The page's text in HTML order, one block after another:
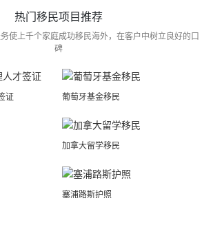
热门移民项目推荐
使上千个家庭成功移民海外，在客户中树立良好的口
碑
证 葡萄牙基金移民
加拿大留学移民
塞浦路斯护照